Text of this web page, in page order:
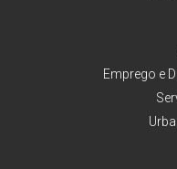
Emprego e